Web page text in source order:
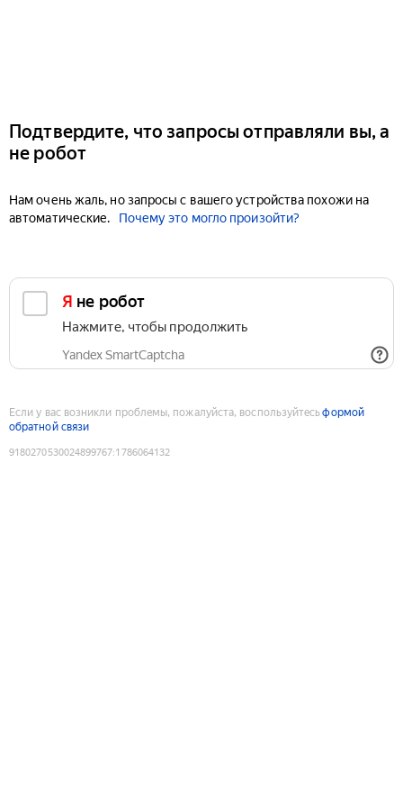
Подтвердите, что запросы отправляли вы, а
не робот
Нам очень жаль, но запросы с вашего устройства похожи на
автоматические.
Почему это могло произойти?
Я не робот
Нажмите, чтобы продолжить
Yandex SmartCaptcha
Если у вас возникли проблемы, пожалуйста, воспользуйтесьформой
обратной связи
9180270530024899767:1786064132